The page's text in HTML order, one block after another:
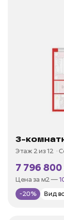
3-
Этаж 2 из 12
7 796
В ипотеку —от
Цена за м2 —
-20%
Вид